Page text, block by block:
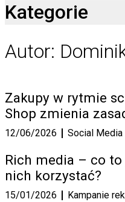
Autor:
Zakupy w rytmie
Shop zmienia
12/06/2026 Social Media
Rich media – co
nich korzystać?
15/01/2026 Kampanie
Kategorie